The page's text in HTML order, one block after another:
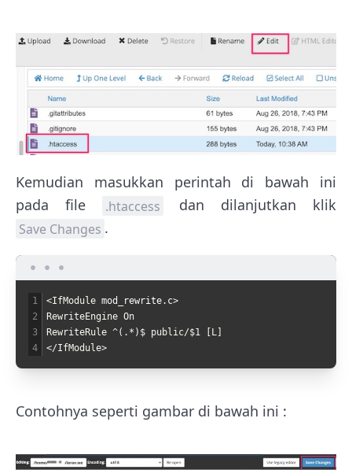
Kemudian masukkan perintah di bawah ini
pada file
.htaccess dan dilanjutkan klik
Save Changes .
1
2
3
4
<IfModule mod rewrite. c>
RewriteEngine On
RewriteRule ^(.*)$ public/$1 [L]
</IfModule>
Contohnya seperti gambar di bawah ini :